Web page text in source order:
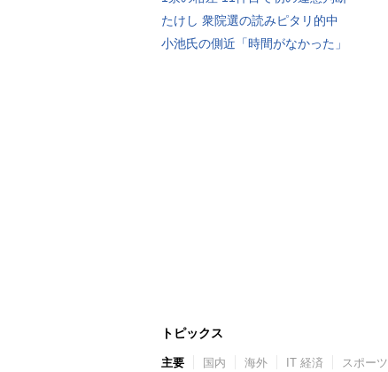
たけし 衆院選の読みピタリ的中
小池氏の側近「時間がなかった」
トピックス
主要 国内 海外 IT 経済 スポーツ